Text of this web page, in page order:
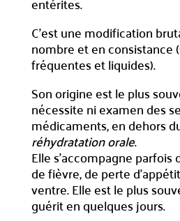
C’est une modification
nombre et en consistance
fréquentes et liquides).
Son origine est le plus
nécessite ni examen des
médicaments, en dehors
réhydratation orale.
Elle s’accompagne
de fièvre, de perte
ventre. Elle est le plus
guérit en quelques jours.